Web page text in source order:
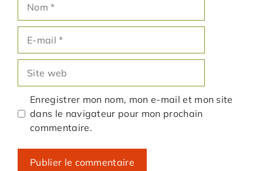
mail
web
Enregistrer mon nom, mon e-mail et mon site
dans le navigateur pour mon prochain
commentaire.